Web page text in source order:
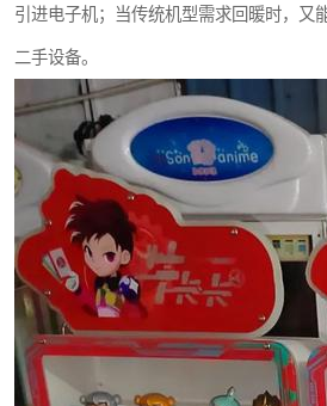
引进电子机；当传统机型需求回暖时，又
二手设备。